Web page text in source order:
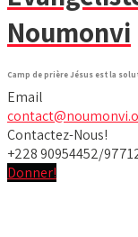
Noumonvi
Camp de prière Jésus est la
Email
Contactez-Nous!
+228 90954452/
Donner!